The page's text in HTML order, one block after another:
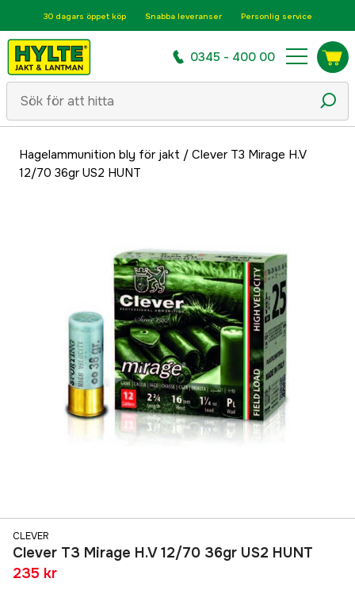
30 dagars öppet köp Snabba leveranser Personlig service
0345 - 400 00
Hagelammunition bly för jakt / Clever T3 Mirage H.V
12/70 36gr US2 HUNT
CLEVER
Clever T3 Mirage H.V 12/70 36gr US2 HUNT
235 kr